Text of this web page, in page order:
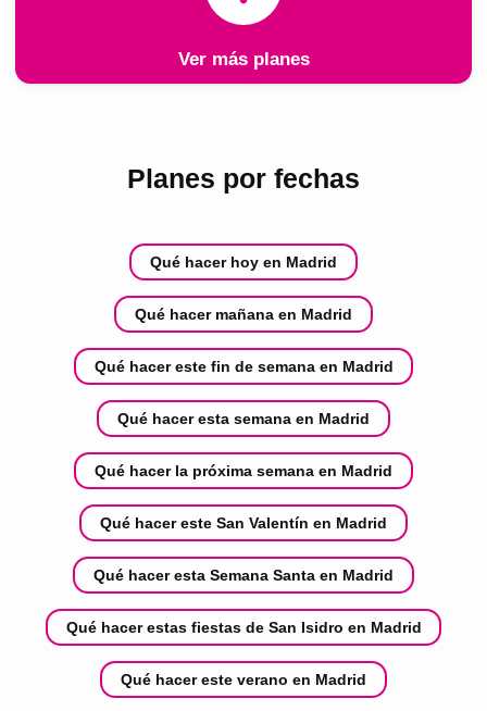
Ver más planes
Planes por fechas
Qué hacer hoy en Madrid
Qué hacer mañana en Madrid
Qué hacer este fin de semana en Madrid
Qué hacer esta semana en Madrid
Qué hacer la próxima semana en Madrid
Qué hacer este San Valentín en Madrid
Qué hacer esta Semana Santa en Madrid
Qué hacer estas fiestas de San Isidro en Madrid
Qué hacer este verano en Madrid